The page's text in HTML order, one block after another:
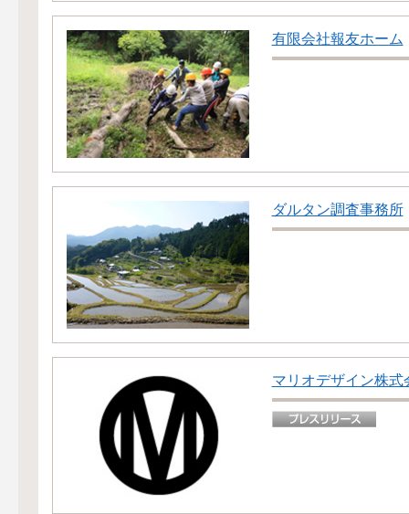
有限会社報友ホーム
ダルタン調査事務所
マリオデザイン株式